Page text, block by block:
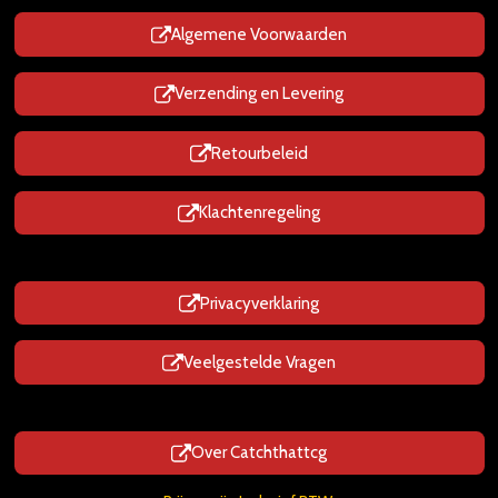
p
p
Algemene Voorwaarden
Verzending en Levering
Retourbeleid
Klachtenregeling
Privacyverklaring
Veelgestelde Vragen
Over Catchthattcg